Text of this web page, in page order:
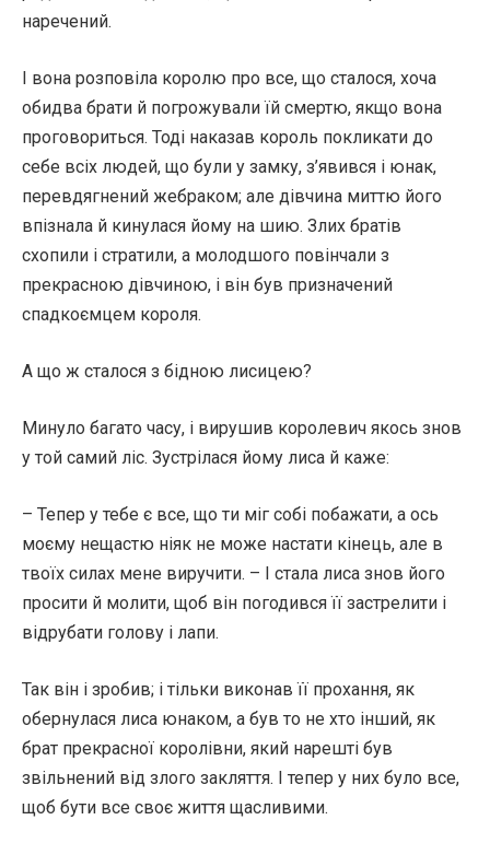
наречений.
І вона розповіла королю про все, що сталося, хоча
обидва брати й погрожували їй смертю, якщо вона
проговориться. Тоді наказав король покликати до
себе всіх людей, що були у замку, з’явився і юнак,
перевдягнений жебраком; але дівчина миттю його
впізнала й кинулася йому на шию. Злих братів
схопили і стратили, а молодшого повінчали з
прекрасною дівчиною, і він був призначений
спадкоємцем короля.
А що ж сталося з бідною лисицею?
Минуло багато часу, і вирушив королевич якось знов
у той самий ліс. Зустрілася йому лиса й каже:
– Тепер у тебе є все, що ти міг собі побажати, а ось
моєму нещастю ніяк не може настати кінець, але в
твоїх силах мене виручити. – І стала лиса знов його
просити й молити, щоб він погодився її застрелити і
відрубати голову і лапи.
Так він і зробив; і тільки виконав її прохання, як
обернулася лиса юнаком, а був то не хто інший, як
брат прекрасної королівни, який нарешті був
звільнений від злого закляття. І тепер у них було все,
щоб бути все своє життя щасливими.